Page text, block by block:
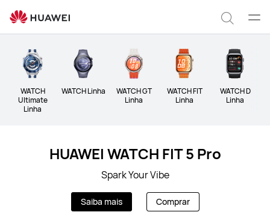
HUAWEI
Wearables
Abrir
WATCH
Ultimate
Linha
WATCH Linha
WATCH GT
Linha
WATCH FIT
Linha
WATCH D
Linha
HUAWEI WATCH FIT 5 Pro
Spark Your Vibe
Saiba mais Comprar